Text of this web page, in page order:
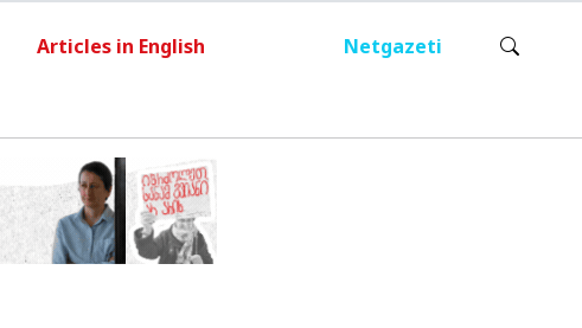
Articles in English Netgazeti